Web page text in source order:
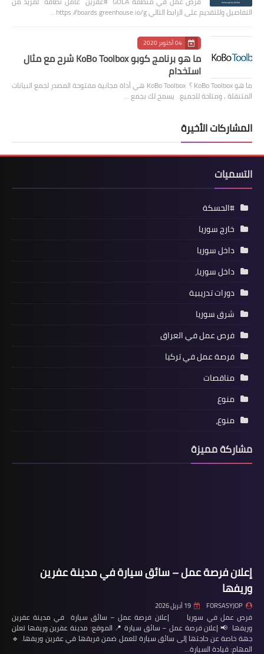
التفاصيل وللتقديم على الرابط التالي https://boards.greenhouse.io/g…
04 أكتوبر 2020
ما هو برنامج كوبو KoBo Toolbox شرح مع مثال
استخدام
ما هو KoBo Toolbox ؟ KoBo Toolbox هي أداة مجانية مفتوحة المصدر لجمع البيانات
المتنقلة ، ومتاحة للجميع. يسمح لك بجمع …
المشاركات الأخيرة
التسميات
#الحسكة
خارج سوريا
داخل سوريا
داخل سوريا،
دورات تدريبية
شرق سوريا
فرص عمل في العراق
فرصة عمل في تركيا
مناقصات
منوع
منوع،
مشاركة مميزة
إعلان فرصة عمل – سائق سيارة في مدينة عفرين
وريفها
FORSASYJOP 19 أبريل 2026
فرص عمل في سوريا إعلان فرصة عمل – سائق سيارة في مدينة عفرين
وريفها 📢 إعلان فرصة عمل – سائق سيارة 📍 الموقع: مدينة عفرين وريفها تعلن
جهة خاصة عن حاجتها إلى سائق سيارة للعمل ضمن فريقها في عفرين وريفها. 🔹
المهام: قيادة السيارة…